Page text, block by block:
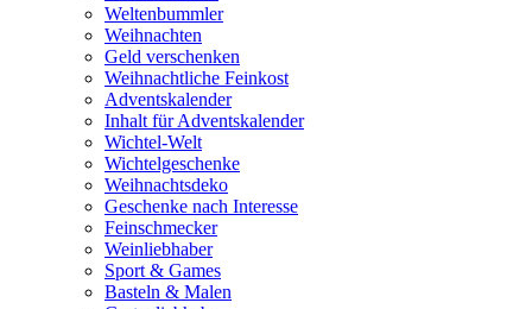
Weltenbummler
Weihnachten
Geld verschenken
Weihnachtliche Feinkost
Adventskalender
Inhalt für Adventskalender
Wichtel-Welt
Wichtelgeschenke
Weihnachtsdeko
Geschenke nach Interesse
Feinschmecker
Weinliebhaber
Sport & Games
Basteln & Malen